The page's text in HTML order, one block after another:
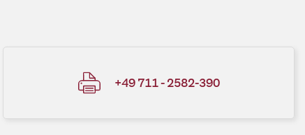
+49 711 - 2582-390